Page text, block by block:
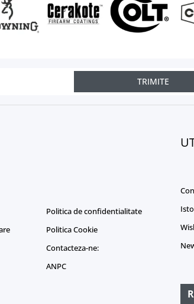
TRIMITE
Politica de confidentialitate
Politica Cookie
Contacteza-ne:
ANPC